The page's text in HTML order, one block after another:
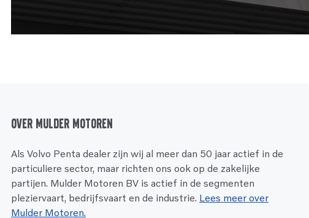
Over Mulder Motoren
Als Volvo Penta dealer zijn wij al meer dan 50 jaar actief in de
particuliere sector, maar richten ons ook op de zakelijke
partijen. Mulder Motoren BV is actief in de segmenten
pleziervaart, bedrijfsvaart en de industrie. Lees meer over
Mulder Motoren.